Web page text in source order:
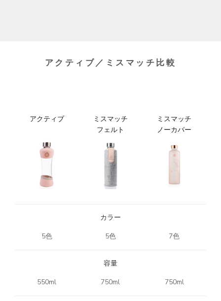
アクティブ／ミスマッチ比較
アクティブ
ミスマッチ
フェルト
ミスマッチ
ノーカバー
カラー
5色
5色 7色
容量
550ml
750ml 750ml